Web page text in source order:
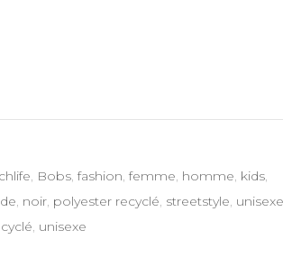
, Bobs, fashion, femme, homme, kids,
, noir, polyester recyclé, streetstyle, unisexe
, unisexe